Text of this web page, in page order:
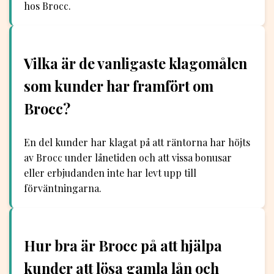
hos Brocc.
Vilka är de vanligaste klagomålen
som kunder har framfört om
Brocc?
En del kunder har klagat på att räntorna har höjts
av Brocc under lånetiden och att vissa bonusar
eller erbjudanden inte har levt upp till
förväntningarna.
Hur bra är Brocc på att hjälpa
kunder att lösa gamla lån och